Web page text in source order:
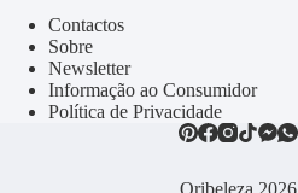
Contactos
Sobre
Newsletter
Informação ao Consumidor
Política de Privacidade
Oribeleza 2026